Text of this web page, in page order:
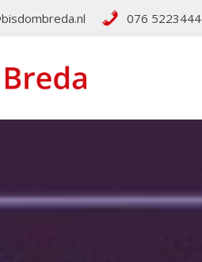
076 5223444